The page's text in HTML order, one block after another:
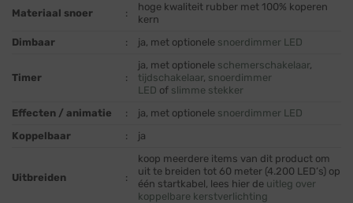
Materiaal snoer :
hoge kwaliteit rubber met 100% koperen
kern
Dimbaar
: ja, met optionele snoerdimmer LED
Timer :
ja, met optionele schemerschakelaar,
tijdschakelaar, snoerdimmer
LED of slimme stekker
Effecten / animatie
: ja, met optionele snoerdimmer LED
Koppelbaar
: ja
Uitbreiden :
koop meerdere items van dit product om
uit te breiden tot 60 meter (4.200 LED’s) op
één startkabel, lees hier de uitleg over
koppelbare kerstverlichting